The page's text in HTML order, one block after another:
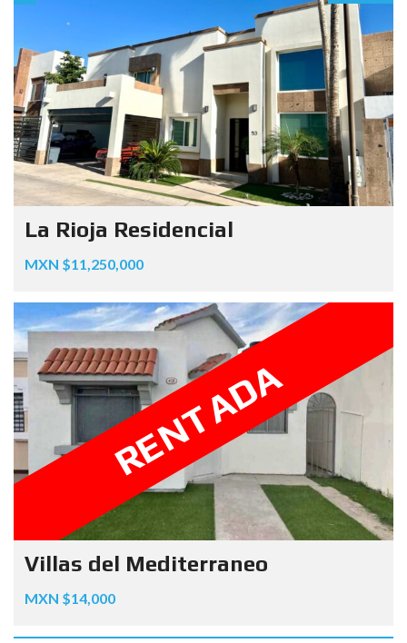
La Rioja Residencial
MXN $11,250,000
RENTADA
Villas del Mediterraneo
MXN $14,000